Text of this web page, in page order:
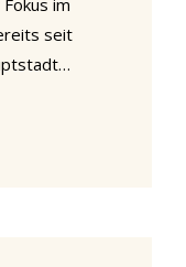
im
seit
länger